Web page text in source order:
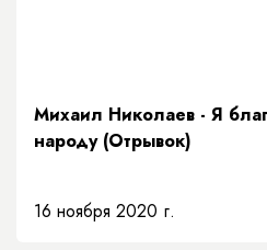
Михаил Николаев - Я
народу (Отрывок)
16 ноября 2020 г.